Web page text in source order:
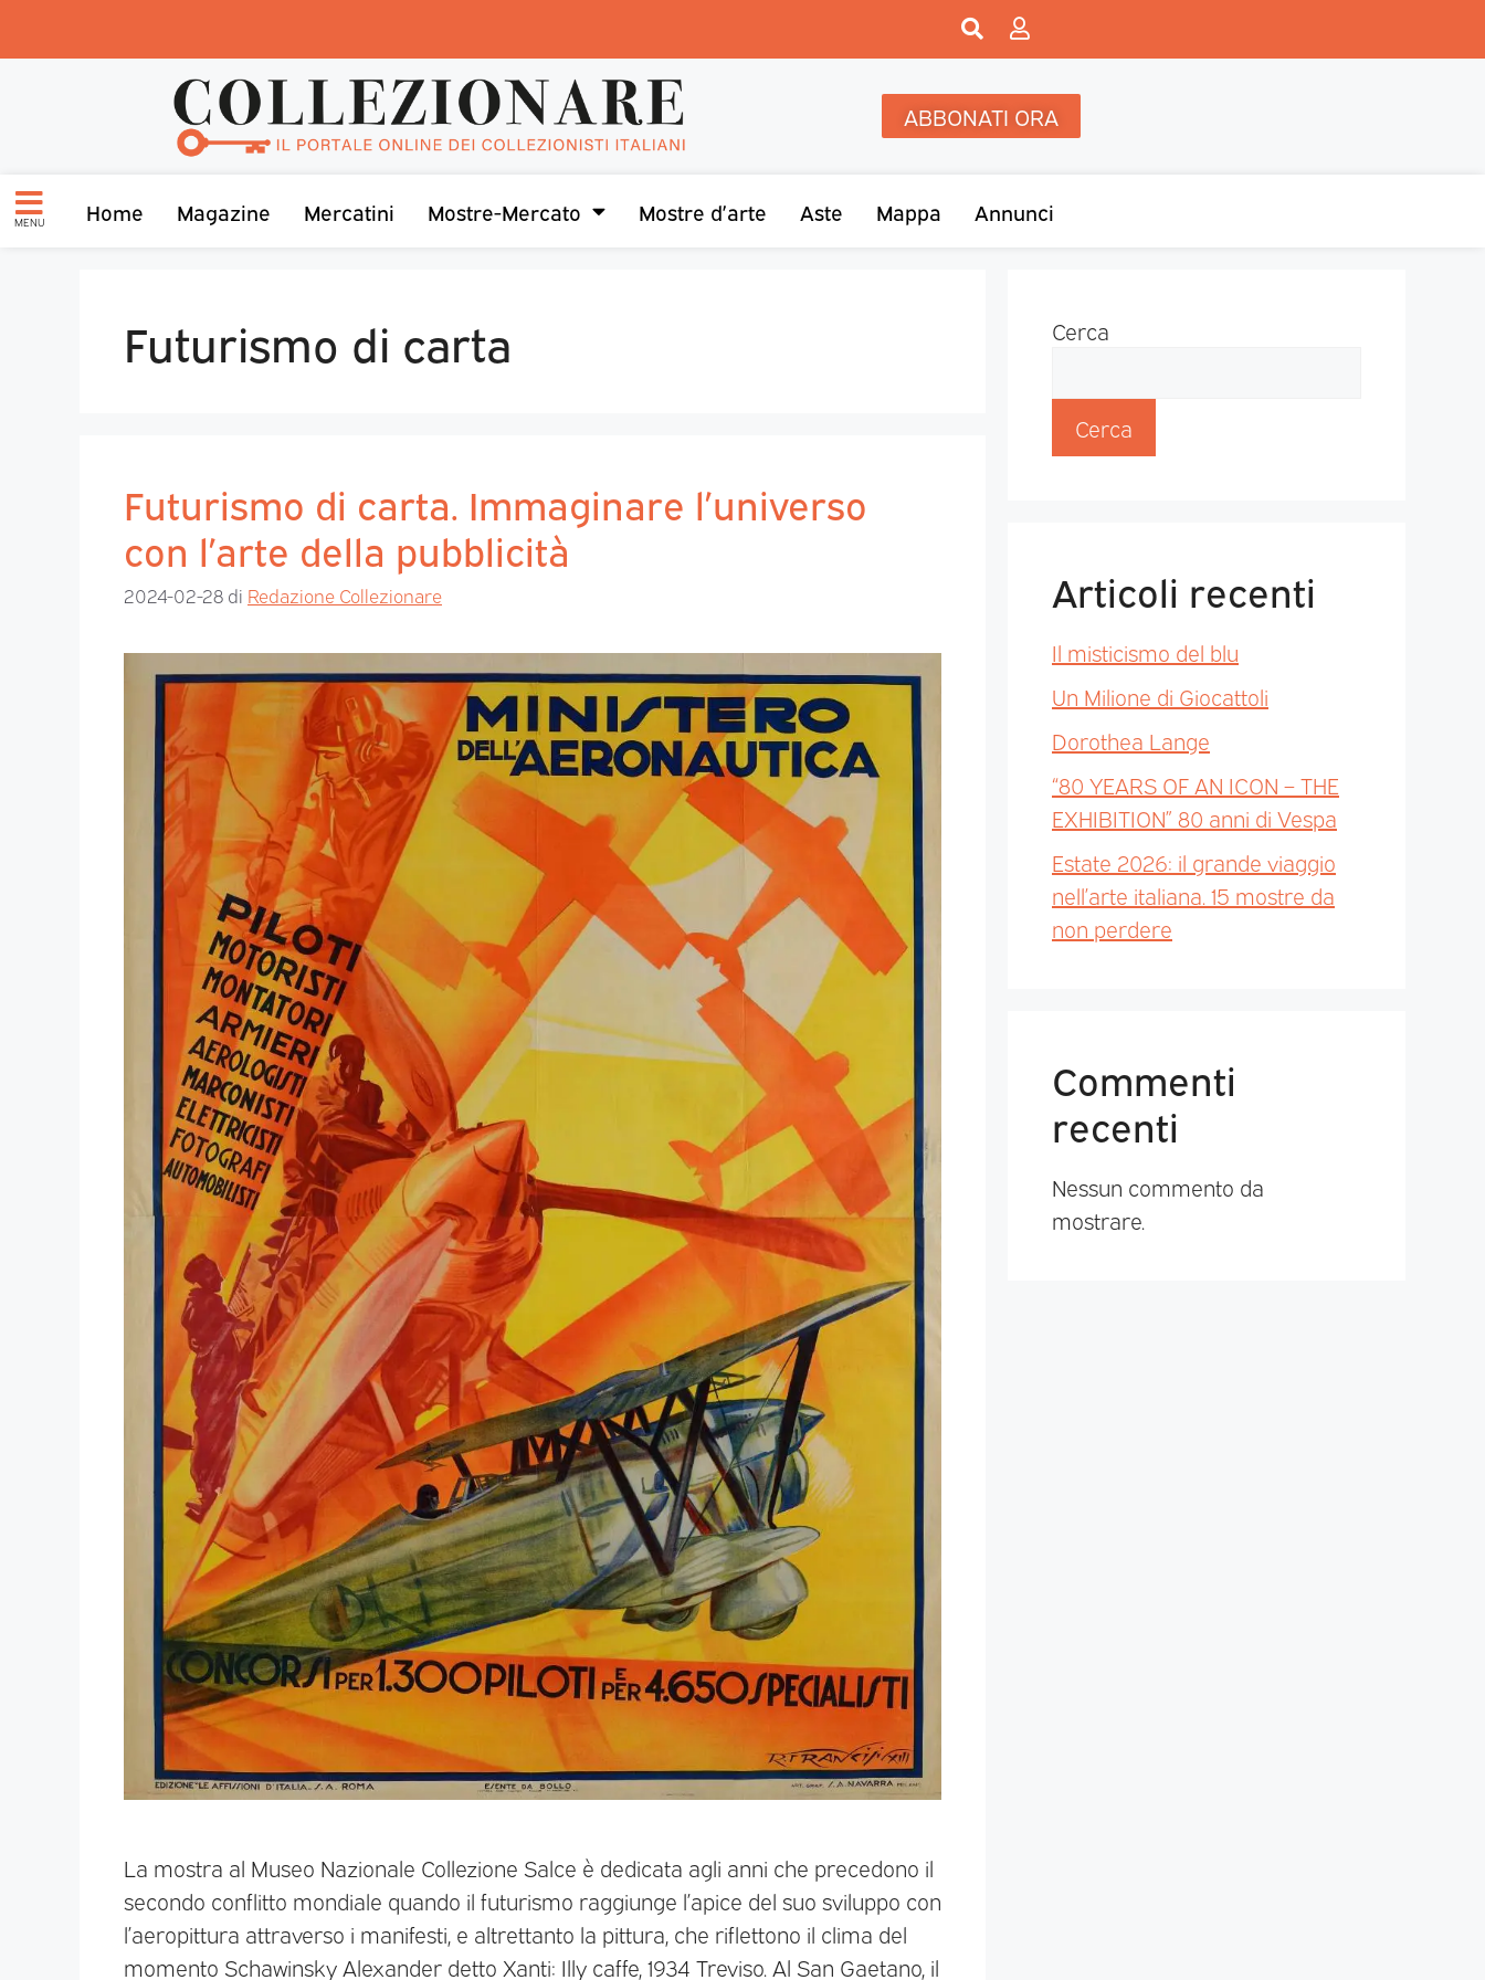
ABBONATI ORA
MENU Home Magazine Mercatini Mostre-Mercato Mostre d’arte Aste Mappa Annunci
Futurismo di carta
Futurismo di carta. Immaginare l’universo
con l’arte della pubblicità
2024-02-28 di Redazione Collezionare
La mostra al Museo Nazionale Collezione Salce è dedicata agli anni che precedono il
secondo conflitto mondiale quando il futurismo raggiunge l’apice del suo sviluppo con
l’aeropittura attraverso i manifesti, e altrettanto la pittura, che riflettono il clima del
momento Schawinsky Alexander detto Xanti: Illy caffe, 1934 Treviso. Al San Gaetano, il
Cerca
Cerca
Articoli recenti
Il misticismo del blu
Un Milione di Giocattoli
Dorothea Lange
“80 YEARS OF AN ICON – THE
EXHIBITION” 80 anni di Vespa
Estate 2026: il grande viaggio
nell’arte italiana. 15 mostre da
non perdere
Commenti
recenti
Nessun commento da
mostrare.